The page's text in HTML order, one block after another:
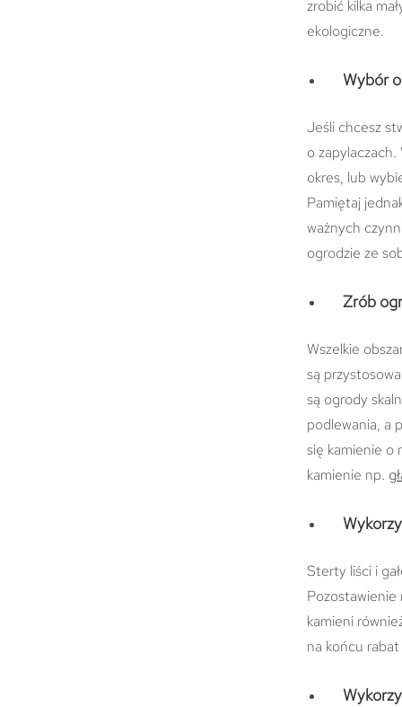
zrobić kilka
ekologiczne.
Wybór
Jeśli chcesz
o zapylaczach.
okres, lub
Pamiętaj
ważnych
ogrodzie ze
Zrób
Wszelkie
są
są ogrody
podlewania, a
się kamienie o
kamienie np.
Sterty liści i
kamieni
na końcu